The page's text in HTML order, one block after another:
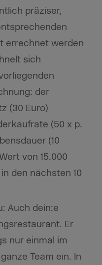
präziser,
errechnet werden
sich
der
(30 Euro)
(50 x p.
(10
von 15.000
den nächsten 10
Auch dein:e
Er
nur einmal im
Team ein. In